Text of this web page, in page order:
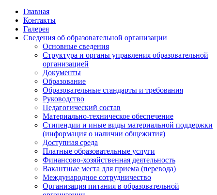
Главная
Контакты
Галерея
Сведения об образовательной организации
Основные сведения
Структура и органы управления образовательной
организацией
Документы
Образование
Образовательные стандарты и требования
Руководство
Педагогический состав
Материально-техническое обеспечение
Стипендии и иные виды материальной поддержки
(информация о наличии общежития)
Доступная среда
Платные образовательные услуги
Финансово-хозяйственная деятельность
Вакантные места для приема (перевода)
Международное сотрудничество
Организация питания в образовательной